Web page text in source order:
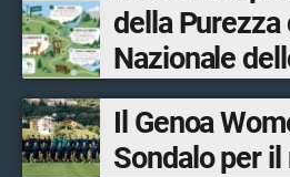
Sondrio,
della Purezza
Nazionale
Bormio
Il Genoa
Sondalo per